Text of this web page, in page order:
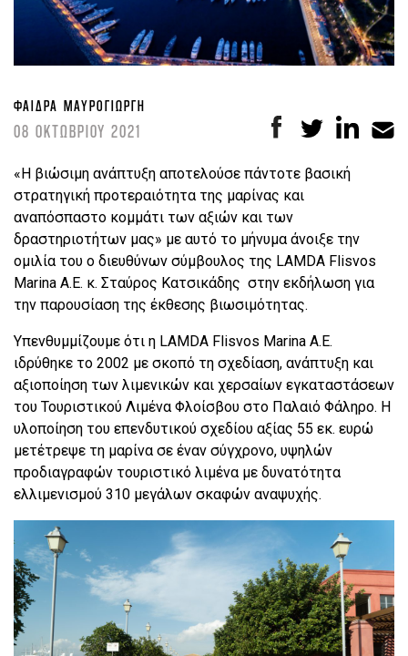
ΦΑΊΔΡΑ ΜΑΥΡΟΓΙΏΡΓΗ
08 ΟΚΤΩΒΡΙΟΥ 2021
«Η βιώσιμη ανάπτυξη αποτελούσε πάντοτε βασική
στρατηγική προτεραιότητα της μαρίνας και
αναπόσπαστο κομμάτι των αξιών και των
δραστηριοτήτων μας» με αυτό το μήνυμα άνοιξε την
ομιλία του ο διευθύνων σύμβουλος της LAMDA Flisvos
Marina A.E. κ. Σταύρος Κατσικάδης στην εκδήλωση για
την παρουσίαση της έκθεσης βιωσιμότητας.
Υπενθυμμίζουμε ότι η LAMDA Flisvos Marina A.E.
ιδρύθηκε το 2002 με σκοπό τη σχεδίαση, ανάπτυξη και
αξιοποίηση των λιμενικών και χερσαίων εγκαταστάσεων
του Τουριστικού Λιμένα Φλοίσβου στο Παλαιό Φάληρο. Η
υλοποίηση του επενδυτικού σχεδίου αξίας 55 εκ. ευρώ
μετέτρεψε τη μαρίνα σε έναν σύγχρονο, υψηλών
προδιαγραφών τουριστικό λιμένα με δυνατότητα
ελλιμενισμού 310 μεγάλων σκαφών αναψυχής.